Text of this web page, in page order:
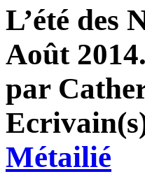
L’été des
Août
par
Métailié